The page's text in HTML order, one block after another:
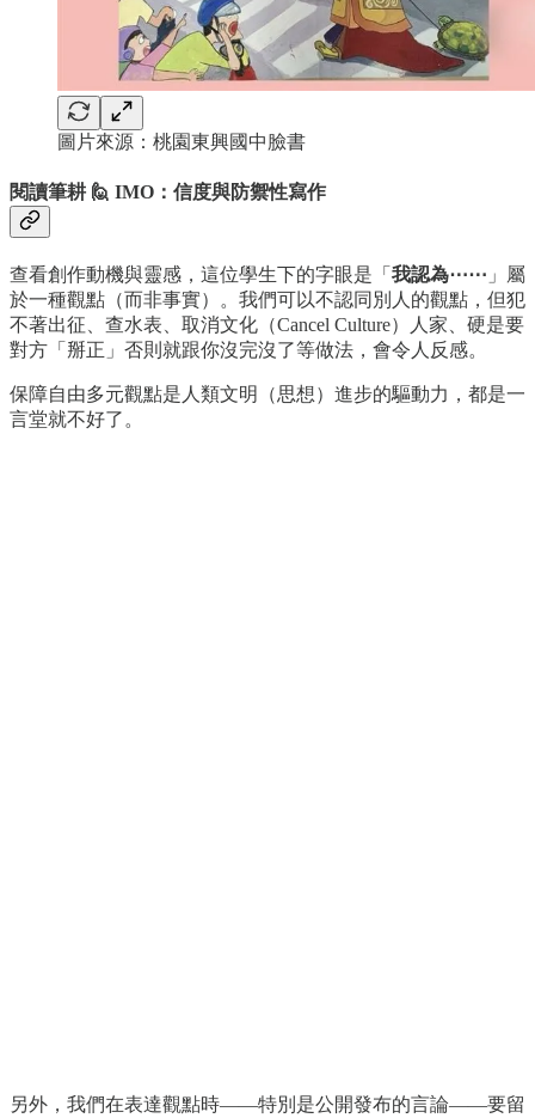
圖片來源：桃園東興國中臉書
閱讀筆耕 🙋 IMO：信度與防禦性寫作
查看創作動機與靈感，這位學生下的字眼是「 我認為⋯⋯ 」屬
於一種觀點（而非事實）。我們可以不認同別人的觀點，但犯
不著出征、查水表、取消文化（Cancel Culture）人家、硬是要
對方「掰正」否則就跟你沒完沒了等做法，會令人反感。
保障自由多元觀點是人類文明（思想）進步的驅動力，都是一
言堂就不好了。
另外，我們在表達觀點時——特別是公開發布的言論——要留